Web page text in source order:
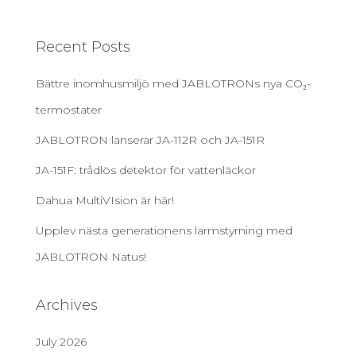
Recent Posts
Bättre inomhusmiljö med JABLOTRONs nya CO₂-
termostater
JABLOTRON lanserar JA-112R och JA-151R
JA-151F: trådlös detektor för vattenläckor
Dahua MultiVIsion är här!
Upplev nästa generationens larmstyrning med
JABLOTRON Natus!
Archives
July 2026